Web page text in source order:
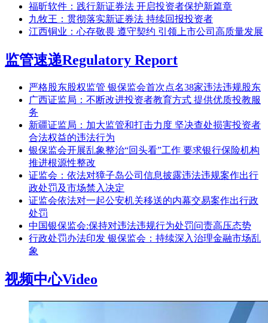
福昕软件：践行新证券法 开启投资者保护新篇章
九牧王：贯彻落实新证券法 持续回报投资者
江西铜业：心存敬畏 遵守契约 引领上市公司高质量发展
监管速递Regulatory Report
严格股东股权监管 银保监会首次点名38家违法违规股东
广西证监局：不断改进投资者教育方式 提供优质投教服
务
新疆证监局：加大监管和打击力度 坚决查处损害投资者
合法权益的违法行为
银保监会开展乱象整治“回头看”工作 要求银行保险机构
推进根源性整改
证监会：依法对獐子岛公司信息披露违法违规案作出行
政处罚及市场禁入决定
证监会依法对一起公安机关移送的内幕交易案作出行政
处罚
中国银保监会:保持对违法违规行为处罚问责高压态势
行政处罚办法印发 银保监会：持续深入治理金融市场乱
象
视频中心Video